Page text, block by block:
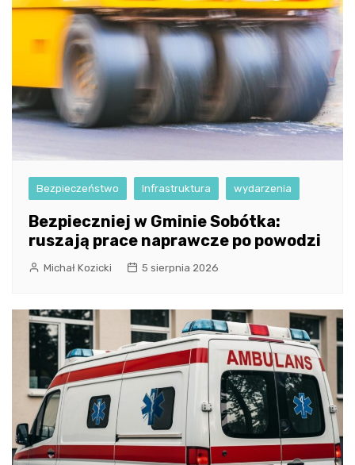
Bezpieczeństwo Infrastruktura wydarzenia
Bezpieczniej w Gminie Sobótka:
ruszają prace naprawcze po powodzi
Michał Kozicki 5 sierpnia 2026